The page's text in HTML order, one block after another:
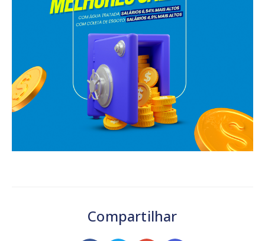
Compartilhar